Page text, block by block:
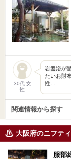
30代 女
性
岩盤浴が
たいお財
性…
関連情報から探す
大阪府のニフテ
服部